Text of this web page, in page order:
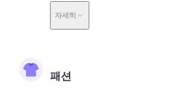
자세히
패션